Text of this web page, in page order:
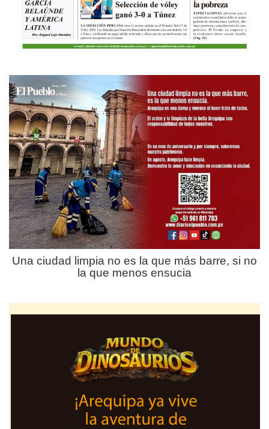
Una ciudad limpia no es la que más barre, si no
la que menos ensucia